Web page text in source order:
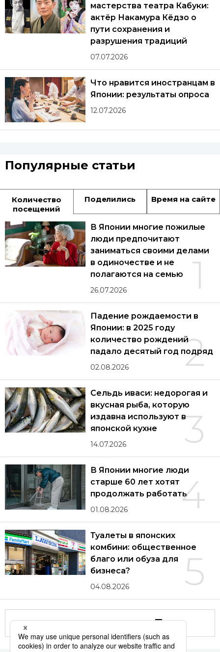
мастерства театра Кабуки:
актёр Накамура Кёдзо о
пути сохранения и
разрушения традиций
07.07.2026
Что нравится иностранцам в
Японии: результаты опроса
12.07.2026
Популярные статьи
Количество
посещений
Поделились Время на сайте
1
В Японии многие пожилые
люди предпочитают
заниматься своими делами
в одиночестве и не
полагаются на семью
26.07.2026
2
Падение рождаемости в
Японии: в 2025 году
количество рождений
падало десятый год подряд
02.08.2026
3
Сельдь иваси: недорогая и
вкусная рыба, которую
издавна используют в
японской кухне
14.07.2026
4
В Японии многие люди
старше 60 лет хотят
продолжать работать
01.08.2026
5
Туалеты в японских
комбини: общественное
благо или обуза для
бизнеса?
04.08.2026
Другие статьи по теме